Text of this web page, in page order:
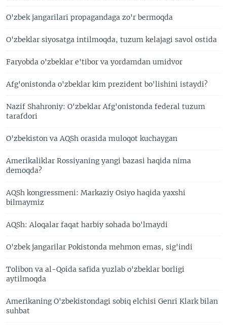
O'zbek jangarilari propagandaga zo'r bermoqda
O'zbeklar siyosatga intilmoqda, tuzum kelajagi savol ostida
Faryobda o'zbeklar e'tibor va yordamdan umidvor
Afg'onistonda o'zbeklar kim prezident bo'lishini istaydi?
Nazif Shahroniy: O'zbeklar Afg'onistonda federal tuzum
tarafdori
O'zbekiston va AQSh orasida muloqot kuchaygan
Amerikaliklar Rossiyaning yangi bazasi haqida nima
demoqda?
AQSh kongressmeni: Markaziy Osiyo haqida yaxshi
bilmaymiz
AQSh: Aloqalar faqat harbiy sohada bo'lmaydi
O'zbek jangarilar Pokistonda mehmon emas, sig'indi
Tolibon va al-Qoida safida yuzlab o'zbeklar borligi
aytilmoqda
Amerikaning O'zbekistondagi sobiq elchisi Genri Klark bilan
suhbat